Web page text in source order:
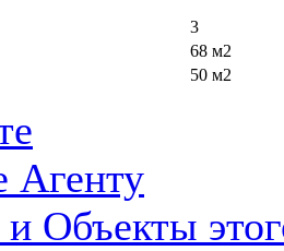
3
68 м2
50 м2
Агенту
и Объекты